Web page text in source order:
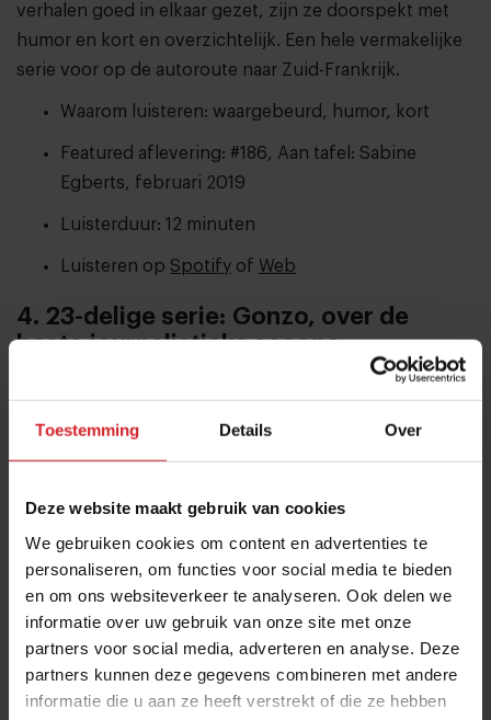
Toestemming Details Over
Deze website maakt gebruik van cookies
We gebruiken cookies om content en advertenties te
personaliseren, om functies voor social media te bieden
en om ons websiteverkeer te analyseren. Ook delen we
informatie over uw gebruik van onze site met onze
partners voor social media, adverteren en analyse. Deze
partners kunnen deze gegevens combineren met andere
informatie die u aan ze heeft verstrekt of die ze hebben
verhalen goed in elkaar gezet, zijn ze doorspekt met
humor en kort en overzichtelijk. Een hele vermakelijke
serie voor op de autoroute naar Zuid-Frankrijk.
Waarom luisteren: waargebeurd, humor, kort
Featured aflevering: #186, Aan tafel: Sabine
Egberts, februari 2019
Luisterduur: 12 minuten
Luisteren op Spotify of Web
4. 23-delige serie: Gonzo, over de
beste journalistieke scoops
Podcast van Merel Westrik en Frans Lomans over dat
hét verhaal dat bepalend is geweest voor hun
carrière. Hoe is het tot stand gekomen, zijn ze
geholpen en wat is de merkbare impact van hun
verhaal. In aflevering 2 komt culinair journalist Hiske
Versprille aan bod. Zij werkte in 2016 pas net bij het
Parool toen zij van iemand hoorde dat een van